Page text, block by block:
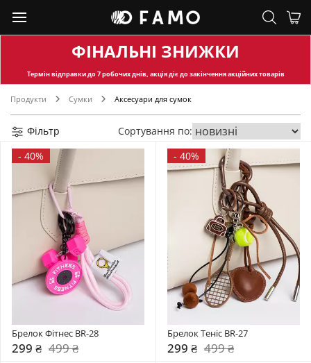
ФІНАЛЬНІ ЗНИЖКИ
Термін відправкидо 7 робочих днів, акція діє до закінчення акційних товарів
Продукти Сумки Аксесуари для сумок
Фільтр
Сортування по:
- 40%
Брелок Фітнес BR-28
299 ₴ 499 ₴
- 40%
Брелок Теніс BR-27
299 ₴ 499 ₴